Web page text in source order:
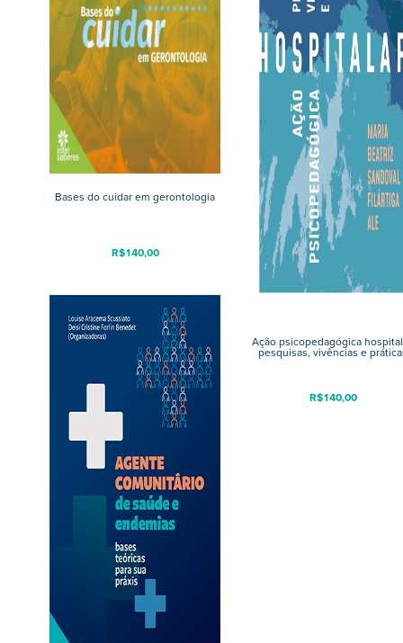
Ação psicopedagógica
pesquisas, vivências e
R$140,00
Bases do cuidar em gerontologia
R$140,00